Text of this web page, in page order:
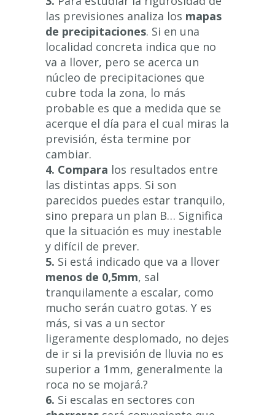
las previsiones analiza los mapas
de precipitaciones. Si en una
localidad concreta indica que no
va a llover, pero se acerca un
núcleo de precipitaciones que
cubre toda la zona, lo más
probable es que a medida que se
acerque el día para el cual miras la
previsión, ésta termine por
cambiar.
4. Compara los resultados entre
las distintas apps. Si son
parecidos puedes estar tranquilo,
sino prepara un plan B… Significa
que la situación es muy inestable
y difícil de prever.
5. Si está indicado que va a llover
menos de 0,5mm, sal
tranquilamente a escalar, como
mucho serán cuatro gotas. Y es
más, si vas a un sector
ligeramente desplomado, no dejes
de ir si la previsión de lluvia no es
superior a 1mm, generalmente la
roca no se mojará.?
6. Si escalas en sectores con